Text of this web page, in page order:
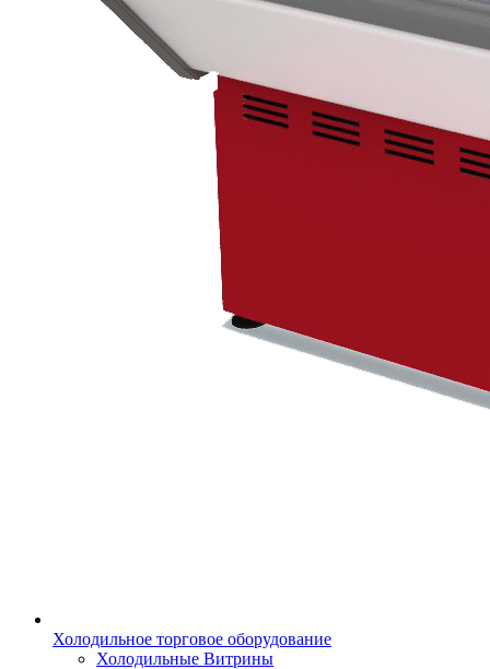
Холодильное торговое оборудование
Холодильные Витрины